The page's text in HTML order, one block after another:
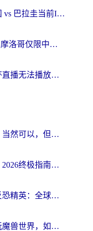
在海外看世界杯直播德国 vs 巴拉圭当前IP受限制？这篇指南帮你轻松解决地区限制
在国外看世界杯法国 VS 摩洛哥仅限中国大陆？别让地域限制拦下你的欢呼
在澳大利亚看抖音世界杯直播无法播放？海外党体育观赛终极指南来了！
身在国外可以玩王者吗？当然可以，但你需要这份“加速”指南
海外游戏加速器哪个好？2026终极指南帮你畅玩国服+解决卡顿难题
身在海外，如何找回《反恐精英：全球攻势》国服的丝滑手感？一份给你的终极指南
从纽约到暴风城：美国玩魔兽世界，如何找到你的最佳网络航线